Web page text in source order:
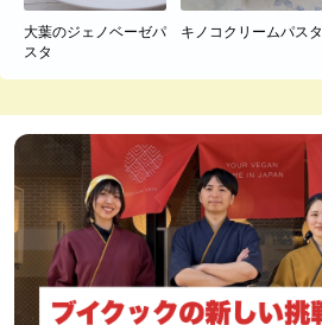
大葉のジェノベーゼパ
スタ
キノコクリームパスタ